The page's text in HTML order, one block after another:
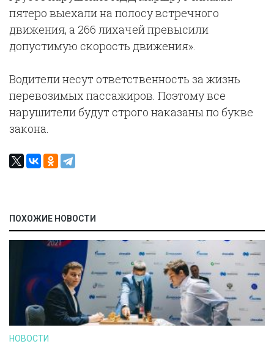
пятеро выехали на полосу встречного
движения, а 266 лихачей превысили
допустимую скорость движения».
Водители несут ответственность за жизнь
перевозимых пассажиров. Поэтому все
нарушители будут строго наказаны по букве
закона.
ПОХОЖИЕ НОВОСТИ
НОВОСТИ